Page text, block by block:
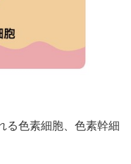
る色素細胞、色素幹細